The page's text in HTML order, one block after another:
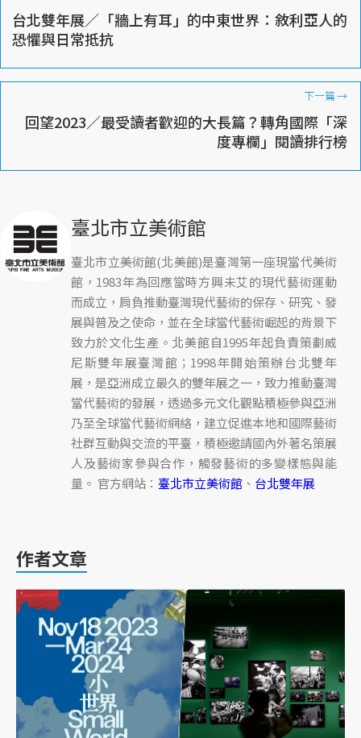
台北雙年展／「牆上有耳」的中東世界：敘利亞人的
恐懼與日常抵抗
下一篇→
回望2023／最受讀者歡迎的大長篇？轉角國際「深
度專欄」閱讀排行榜
臺北市立美術館
臺北市立美術館(北美館)是臺灣第一座現當代美術
館，1983年為回應當時方興未艾的現代藝術運動
而成立，肩負推動臺灣現代藝術的保存、研究、發
展與普及之使命，並在全球當代藝術崛起的背景下
致力於文化生產。北美館自1995年起負責策劃威
尼斯雙年展臺灣館；1998年開始策辦台北雙年
展，是亞洲成立最久的雙年展之一，致力推動臺灣
當代藝術的發展，透過多元文化觀點積極參與亞洲
乃至全球當代藝術網絡，建立促進本地和國際藝術
社群互動與交流的平臺，積極邀請國內外著名策展
人及藝術家參與合作，觸發藝術的多變樣態與能
量。 官方網站： 臺北市立美術館 、 台北雙年展
作者文章